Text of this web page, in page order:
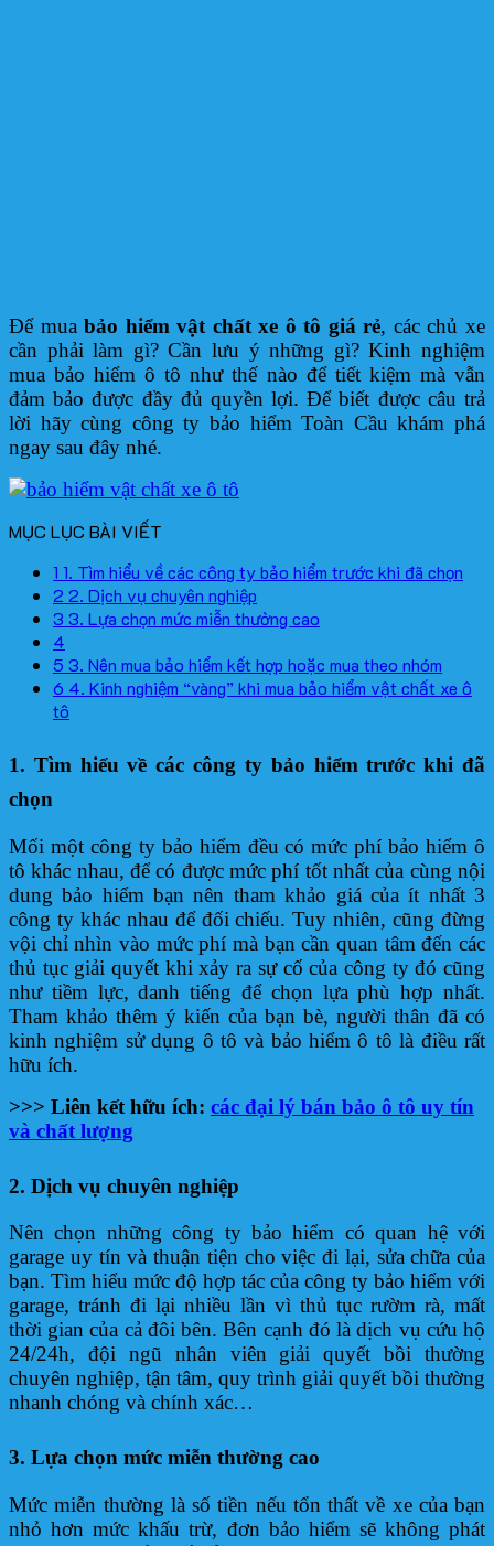
Để muabảo hiểm vật chất xe ô tô giá rẻ, các chủ xe
cần phải làm gì? Cần lưu ý những gì? Kinh nghiệm
mua bảo hiểm ô tô như thế nào để tiết kiệm mà vẫn
đảm bảo được đầy đủ quyền lợi. Để biết được câu trả
lời hãy cùng công ty bảo hiểm Toàn Cầu khám phá
ngay sau đây nhé.
MỤC LỤC BÀI VIẾT
1 1. Tìm hiểu về các công ty bảo hiểm trước khi đã chọn
2 2. Dịch vụ chuyên nghiệp
3 3. Lựa chọn mức miễn thường cao
4
5 3. Nên mua bảo hiểm kết hợp hoặc mua theo nhóm
6 4. Kinh nghiệm “vàng” khi mua bảo hiểm vật chất xe ô
tô
1. Tìm hiểu về các công ty bảo hiểm trước khi đã
chọn
Mối một công ty bảo hiểm đều có mức phí bảo hiểm ô
tô khác nhau, để có được mức phí tốt nhất của cùng nội
dung bảo hiểm bạn nên tham khảo giá của ít nhất 3
công ty khác nhau để đối chiếu. Tuy nhiên, cũng đừng
vội chỉ nhìn vào mức phí mà bạn cần quan tâm đến các
thủ tục giải quyết khi xảy ra sự cố của công ty đó cũng
như tiềm lực, danh tiếng để chọn lựa phù hợp nhất.
Tham khảo thêm ý kiến của bạn bè, người thân đã có
kinh nghiệm sử dụng ô tô và bảo hiểm ô tô là điều rất
hữu ích.
>>> Liên kết hữu ích: các đại lý bán bảo ô tô uy tín
và chất lượng
2. Dịch vụ chuyên nghiệp
Nên chọn những công ty bảo hiểm có quan hệ với
garage uy tín và thuận tiện cho việc đi lại, sửa chữa của
bạn. Tìm hiểu mức độ hợp tác của công ty bảo hiểm với
garage, tránh đi lại nhiều lần vì thủ tục rườm rà, mất
thời gian của cả đôi bên. Bên cạnh đó là dịch vụ cứu hộ
24/24h, đội ngũ nhân viên giải quyết bồi thường
chuyên nghiệp, tận tâm, quy trình giải quyết bồi thường
nhanh chóng và chính xác…
3. Lựa chọn mức miễn thường cao
Mức miễn thường là số tiền nếu tổn thất về xe của bạn
nhỏ hơn mức khấu trừ, đơn bảo hiểm sẽ không phát